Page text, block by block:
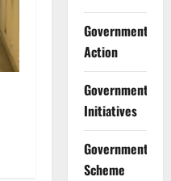
Government
Action
Government
Initiatives
Government
Scheme